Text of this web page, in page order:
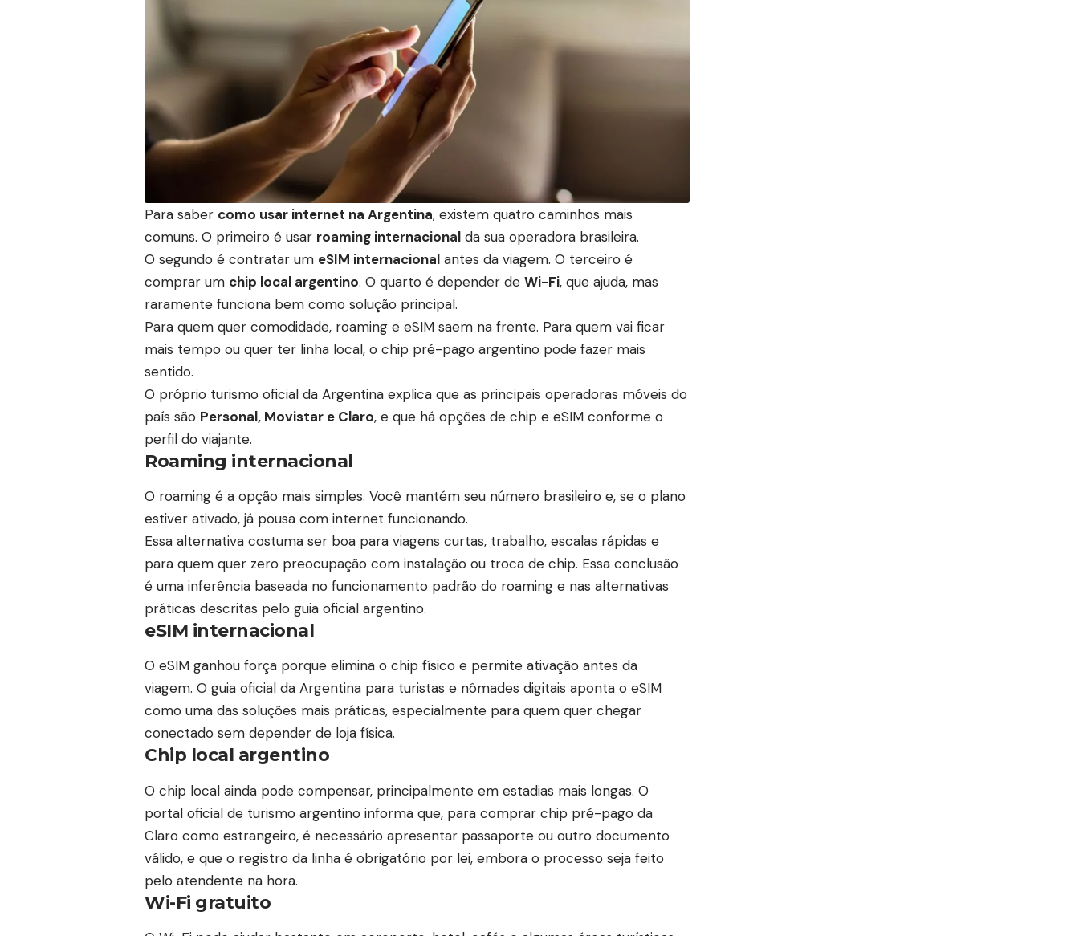
Para saber como usar internet na Argentina, existem quatro caminhos mais
comuns. O primeiro é usar roaming internacional da sua operadora brasileira.
O segundo é contratar um eSIM internacional antes da viagem. O terceiro é
comprar um chip local argentino. O quarto é depender de Wi-Fi, que ajuda, mas
raramente funciona bem como solução principal.
Para quem quer comodidade, roaming e eSIM saem na frente. Para quem vai ficar
mais tempo ou quer ter linha local, o chip pré-pago argentino pode fazer mais
sentido.
O próprio turismo oficial da Argentina explica que as principais operadoras móveis do
país são Personal, Movistar e Claro, e que há opções de chip e eSIM conforme o
perfil do viajante.
Roaming internacional
O roaming é a opção mais simples. Você mantém seu número brasileiro e, se o plano
estiver ativado, já pousa com internet funcionando.
Essa alternativa costuma ser boa para viagens curtas, trabalho, escalas rápidas e
para quem quer zero preocupação com instalação ou troca de chip. Essa conclusão
é uma inferência baseada no funcionamento padrão do roaming e nas alternativas
práticas descritas pelo guia oficial argentino.
eSIM internacional
O eSIM ganhou força porque elimina o chip físico e permite ativação antes da
viagem. O guia oficial da Argentina para turistas e nômades digitais aponta o eSIM
como uma das soluções mais práticas, especialmente para quem quer chegar
conectado sem depender de loja física.
Chip local argentino
O chip local ainda pode compensar, principalmente em estadias mais longas. O
portal oficial de turismo argentino informa que, para comprar chip pré-pago da
Claro como estrangeiro, é necessário apresentar passaporte ou outro documento
válido, e que o registro da linha é obrigatório por lei, embora o processo seja feito
pelo atendente na hora.
Wi-Fi gratuito